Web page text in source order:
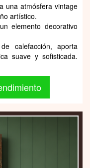
una atmósfera vintage
artístico.
elemento decorativo
calefacción, aporta
suave y sofisticada.